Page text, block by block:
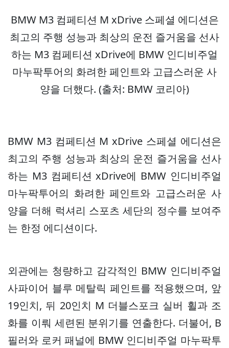
BMW M3 컴페티션 M xDrive 스페셜 에디션은
최고의 주행 성능과 최상의 운전 즐거움을 선사
하는 M3 컴페티션 xDrive에 BMW 인디비주얼
마누팍투어의 화려한 페인트와 고급스러운 사
양을 더했다. (출처: BMW 코리아)
BMW M3 컴페티션 M xDrive 스페셜 에디션은
최고의 주행 성능과 최상의 운전 즐거움을 선사
하는 M3 컴페티션 xDrive에 BMW 인디비주얼
마누팍투어의 화려한 페인트와 고급스러운 사
양을 더해 럭셔리 스포츠 세단의 정수를 보여주
는 한정 에디션이다.
외관에는 청량하고 감각적인 BMW 인디비주얼
사파이어 블루 메탈릭 페인트를 적용했으며, 앞
19인치, 뒤 20인치 M 더블스포크 실버 휠과 조
화를 이뤄 세련된 분위기를 연출한다. 더불어, B
필러와 로커 패널에 BMW 인디비주얼 마누팍투